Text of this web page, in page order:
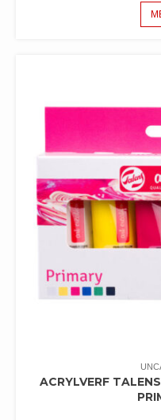
ACRYLVERF